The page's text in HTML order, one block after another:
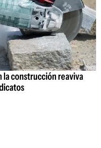
la construcción reaviva